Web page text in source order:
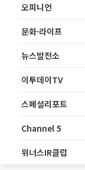
오피니언
문화·라이프
뉴스발전소
이투데이TV
스페셜리포트
Channel 5
위너스IR클럽